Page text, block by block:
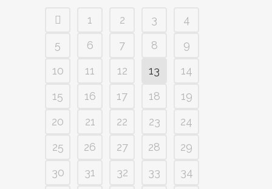
1 2 3
4
5
6 7 8
9
10
11 12 13
14
15
16 17 18
19
20
21 22 23
24
25
26 27 28
29
30
31 32 33
34